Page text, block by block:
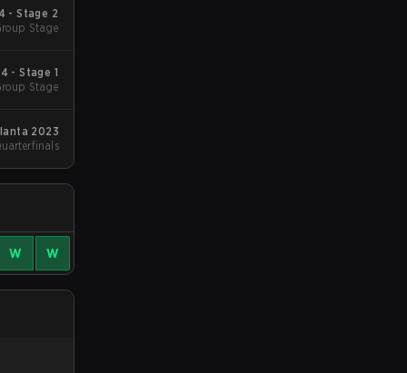
- Stage 2
Stage
- Stage 1
Stage
2023
W W